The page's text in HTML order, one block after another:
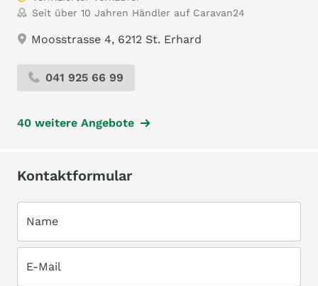
Seit über 10 Jahren Händler auf Caravan24
Moosstrasse 4, 6212 St. Erhard
041 925 66 99
40 weitere Angebote
Kontaktformular
Name
E-Mail